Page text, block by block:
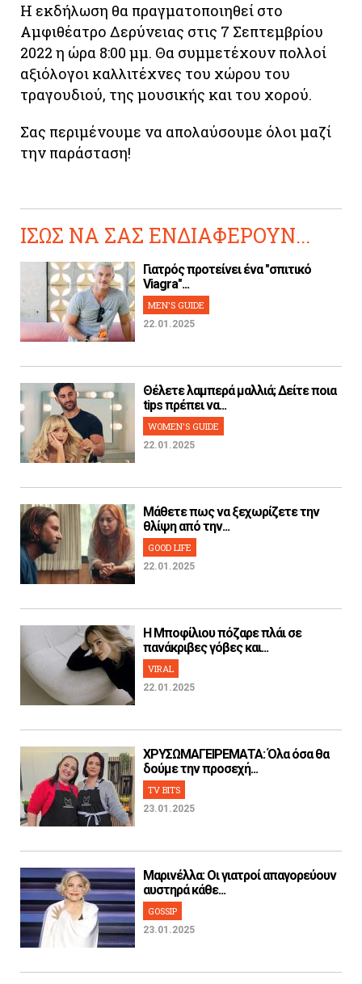
Η εκδήλωση θα πραγματοποιηθεί στο
Αμφιθέατρο Δερύνειας στις 7 Σεπτεμβρίου
2022 η ώρα 8:00 μμ. Θα συμμετέχουν πολλοί
αξιόλογοι καλλιτέχνες του χώρου του
τραγουδιού, της μουσικής και του χορού.
Σας περιμένουμε να απολαύσουμε όλοι μαζί
την παράσταση!
ΙΣΩΣ ΝΑ ΣΑΣ ΕΝΔΙΑΦΕΡΟΥΝ...
Γιατρός προτείνει ένα "σπιτικό
Viagra"...
MEN'S GUIDE
22.01.2025
Θέλετε λαμπερά μαλλιά; Δείτε ποια
tips πρέπει να...
WOMEN'S GUIDE
22.01.2025
Μάθετε πως να ξεχωρίζετε την
θλίψη από την...
GOOD LIFE
22.01.2025
H Μποφίλιου πόζαρε πλάι σε
πανάκριβες γόβες και...
VIRAL
22.01.2025
ΧΡΥΣΩΜΑΓΕΙΡΕΜΑΤΑ: Όλα όσα θα
δούμε την προσεχή...
TV BITS
23.01.2025
Μαρινέλλα: Οι γιατροί απαγορεύουν
αυστηρά κάθε...
GOSSIP
23.01.2025